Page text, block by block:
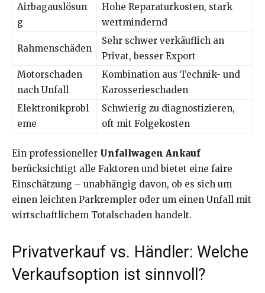
Airbagauslösun
g
Hohe Reparaturkosten, stark
wertmindernd
Rahmenschäden
Sehr schwer verkäuflich an
Privat, besser Export
Motorschaden
nach Unfall
Kombination aus Technik- und
Karosserieschaden
Elektronikprobl
eme
Schwierig zu diagnostizieren,
oft mit Folgekosten
Ein professioneller Unfallwagen Ankauf
berücksichtigt alle Faktoren und bietet eine faire
Einschätzung – unabhängig davon, ob es sich um
einen leichten Parkrempler oder um einen Unfall mit
wirtschaftlichem Totalschaden handelt.
Privatverkauf vs. Händler: Welche
Verkaufsoption ist sinnvoll?